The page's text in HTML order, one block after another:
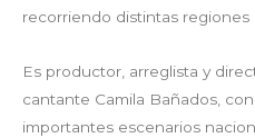
recorriendo distintas regiones
Es productor, arreglista y
cantante Camila Bañados,
importantes escenarios